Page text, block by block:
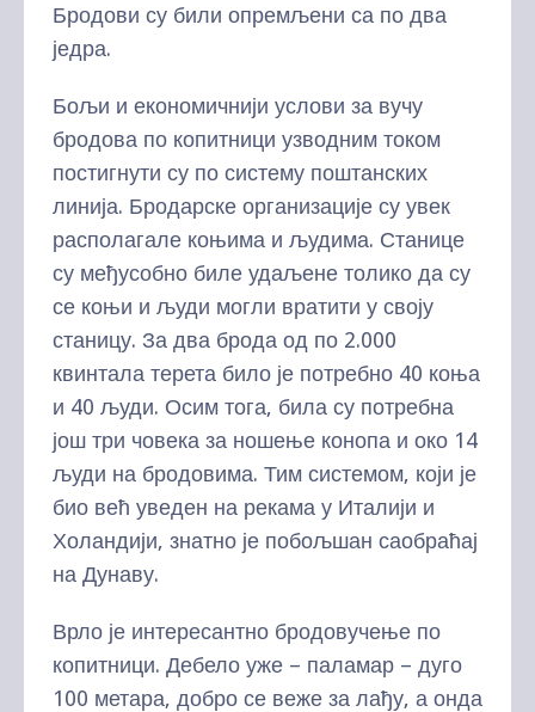
Бродови су били опремљени са по два
једра.
Бољи и економичнији услови за вучу
бродова по копитници узводним током
постигнути су по систему поштанских
линија. Бродарске организације су увек
располагале коњима и људима. Станице
су међусобно биле удаљене толико да су
се коњи и људи могли вратити у своју
станицу. За два брода од по 2.000
квинтала терета било је потребно 40 коња
и 40 људи. Осим тога, била су потребна
још три човека за ношење конопа и око 14
људи на бродовима. Тим системом, који је
био већ уведен на рекама у Италији и
Холандији, знатно је побољшан саобраћај
на Дунаву.
Врло је интересантно бродовучење по
копитници. Дебело уже – паламар – дуго
100 метара, добро се веже за лађу, а онда